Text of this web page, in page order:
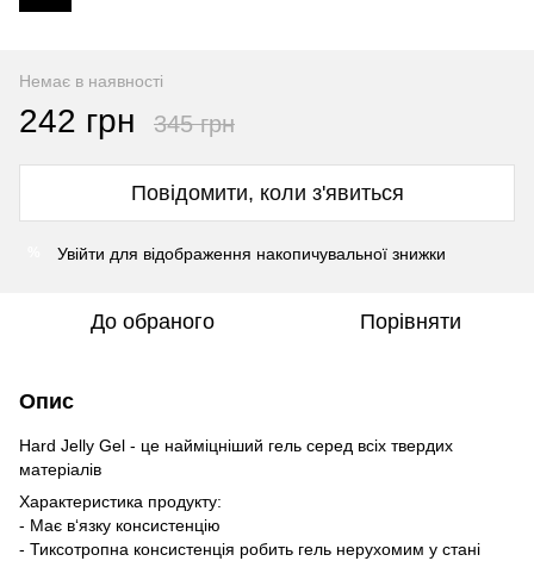
Немає в наявності
242 грн 345 грн
Повідомити, коли з'явиться
Увійти для відображення накопичувальної знижки
До обраного Порівняти
Опис
Hard Jelly Gel - це найміцніший гель серед всіх твердих
матеріалів
Характеристика продукту:
- Має в‘язку консистенцію
- Тиксотропна консистенція робить гель нерухомим у стані